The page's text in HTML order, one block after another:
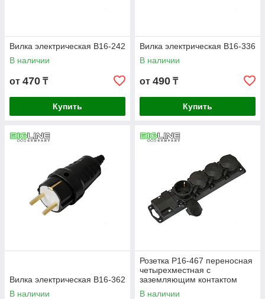
Вилка электрическая В16-242
В наличии
от 470 ₸
Купить
Вилка электрическая В16-336
В наличии
от 490 ₸
Купить
Вилка электрическая В16-362
В наличии
Розетка Р16-467 переносная
четырехместная с
заземляющим контактом
брызгозащищенная
В наличии